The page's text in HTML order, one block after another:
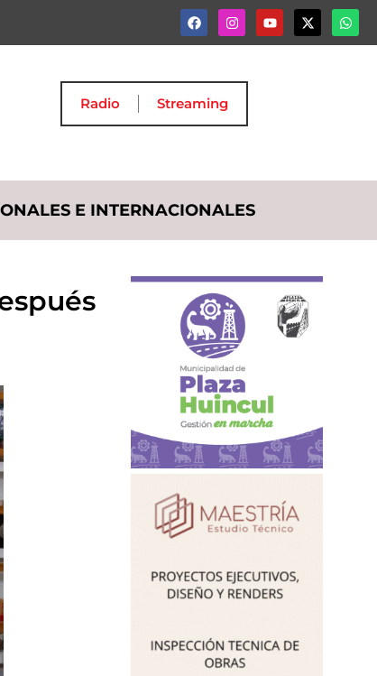
Radio Streaming
E INTERNACIONALES